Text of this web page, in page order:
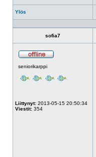
Ylös
sofia7
seniorikarppi
Liittynyt: 2013-05-15 20:50:34
Viestit: 354